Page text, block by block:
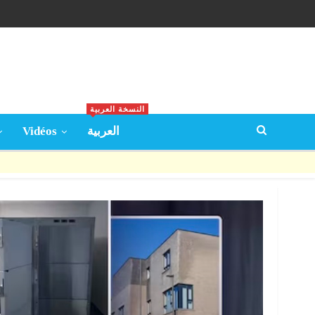
Vidéos العربية
النسخة العربية